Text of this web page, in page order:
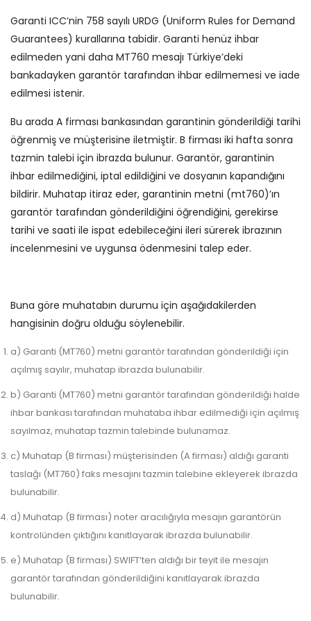
Garanti ICC’nin 758 sayılı URDG (Uniform Rules for Demand
Guarantees) kurallarına tabidir. Garanti henüz ihbar
edilmeden yani daha MT760 mesajı Türkiye’deki
bankadayken garantör tarafından ihbar edilmemesi ve iade
edilmesi istenir.
Bu arada A firması bankasından garantinin gönderildiği tarihi
öğrenmiş ve müşterisine iletmiştir. B firması iki hafta sonra
tazmin talebi için ibrazda bulunur. Garantör, garantinin
ihbar edilmediğini, iptal edildiğini ve dosyanın kapandığını
bildirir. Muhatap itiraz eder, garantinin metni (mt760)’ın
garantör tarafından gönderildiğini öğrendiğini, gerekirse
tarihi ve saati ile ispat edebileceğini ileri sürerek ibrazının
incelenmesini ve uygunsa ödenmesini talep eder.
Buna göre muhatabın durumu için aşağıdakilerden
hangisinin doğru olduğu söylenebilir.
a) Garanti (MT760) metni garantör tarafından gönderildiği için
açılmış sayılır, muhatap ibrazda bulunabilir.
b) Garanti (MT760) metni garantör tarafından gönderildiği halde
ihbar bankası tarafından muhataba ihbar edilmediği için açılmış
sayılmaz, muhatap tazmin talebinde bulunamaz.
c) Muhatap (B firması) müşterisinden (A firması) aldığı garanti
taslağı (MT760) faks mesajını tazmin talebine ekleyerek ibrazda
bulunabilir.
d) Muhatap (B firması) noter aracılığıyla mesajın garantörün
kontrolünden çıktığını kanıtlayarak ibrazda bulunabilir.
e) Muhatap (B firması) SWIFT’ten aldığı bir teyit ile mesajın
garantör tarafından gönderildiğini kanıtlayarak ibrazda
bulunabilir.